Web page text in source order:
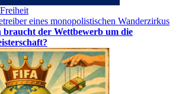
eines monopolistischen Wanderzirkus
braucht der Wettbewerb um die